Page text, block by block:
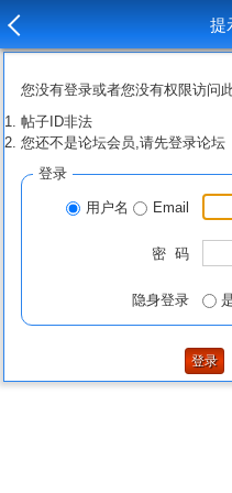
提
您没有登录或者您没有权限访问
帖子ID非法
您还不是论坛会员,请先登录论坛
登录
用户名 Email
密 码
隐身登录